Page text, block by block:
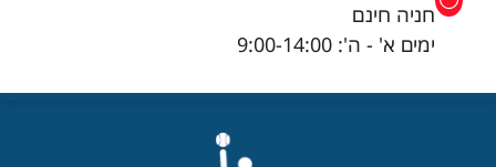
חניה חינם
ימים א' - ה': 9:00-14:00